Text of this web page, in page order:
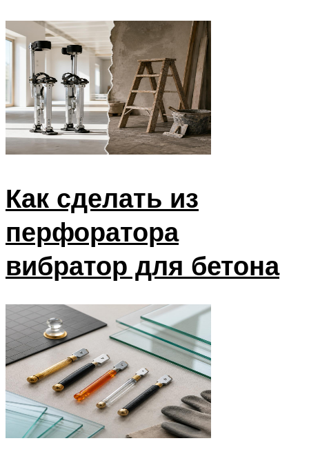
Как сделать из
перфоратора
вибратор для бетона